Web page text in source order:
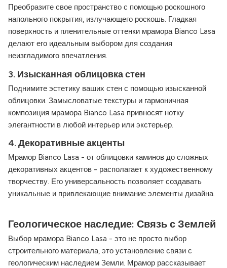
Преобразите свое пространство с помощью роскошного
напольного покрытия, излучающего роскошь. Гладкая
поверхность и пленительные оттенки мрамора Bianco Lasa
делают его идеальным выбором для создания
неизгладимого впечатления.
3. Изысканная облицовка стен
Поднимите эстетику ваших стен с помощью изысканной
облицовки. Замысловатые текстуры и гармоничная
композиция мрамора Bianco Lasa привносят нотку
элегантности в любой интерьер или экстерьер.
4. Декоративные акценты
Мрамор Bianco Lasa - от облицовки каминов до сложных
декоративных акцентов - располагает к художественному
творчеству. Его универсальность позволяет создавать
уникальные и привлекающие внимание элементы дизайна.
Геологическое наследие: Связь с Землей
Выбор мрамора Bianco Lasa - это не просто выбор
строительного материала, это установление связи с
геологическим наследием Земли. Мрамор рассказывает